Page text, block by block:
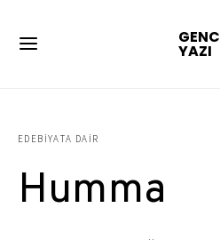
GENC
YAZI
EDEBIYATA DAIR
Humma